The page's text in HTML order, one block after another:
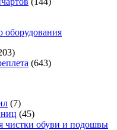
оборудования
(643)
(7)
(45)
обуви и подошвы